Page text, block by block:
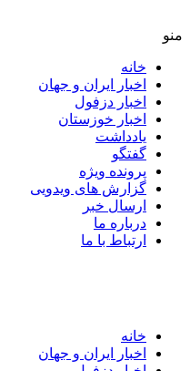
منو
خانه
اخبار ایران و جهان
اخبار دزفول
اخبار خوزستان
یادداشت
گفتگو
پرونده ویژه
گزارش های ویدویی
ارسال خبر
درباره ما
ارتباط با ما
خانه
اخبار ایران و جهان